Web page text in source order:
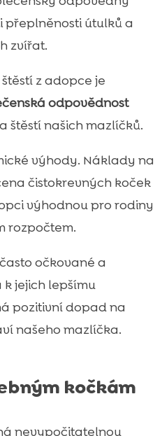
přeplněnosti útulků a
zvířat.
z adopce je
odpovědnost
štěstí našich mazlíčků.
výhody. Náklady na
čistokrevných koček
výhodnou pro rodiny
rozpočtem.
očkované a
jejich lepšímu
pozitivní dopad na
našeho mazlíčka.
kočkám
nevypočitatelnou